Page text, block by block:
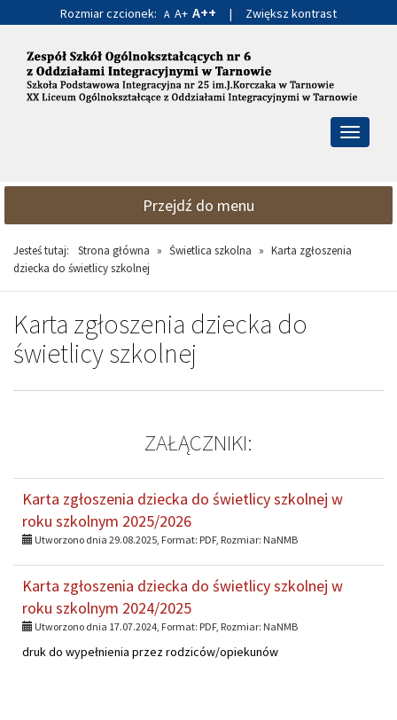
głównej
treści
wyszukiwarki
Rozmiar czcionek: A A+ A++ | Zwiększ kontrast
Przełącz
Przejdź do menu
Jesteś tutaj: Strona główna » Świetlica szkolna » Karta zgłoszenia
dziecka do świetlicy szkolnej
Karta zgłoszenia dziecka do
świetlicy szkolnej
ZAŁĄCZNIKI:
Karta zgłoszenia dziecka do świetlicy szkolnej w
roku szkolnym 2025/2026
Utworzono dnia 29.08.2025, Format: PDF, Rozmiar: NaNMB
Karta zgłoszenia dziecka do świetlicy szkolnej w
roku szkolnym 2024/2025
Utworzono dnia 17.07.2024, Format: PDF, Rozmiar: NaNMB
druk do wypełnienia przez rodziców/opiekunów